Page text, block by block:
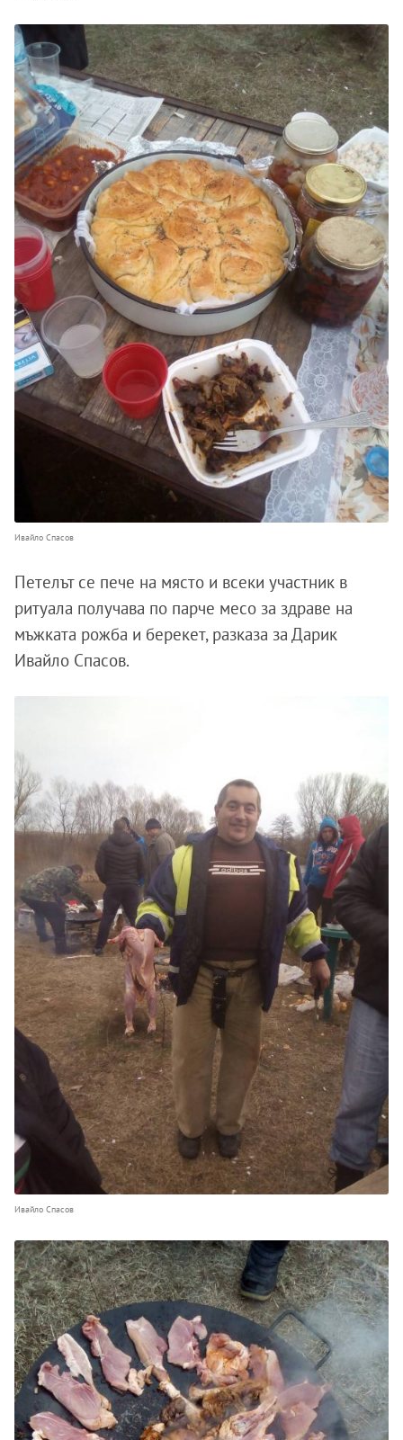
Ивайло Спасов
Петелът се пече на място и всеки участник в
ритуала получава по парче месо за здраве на
мъжката рожба и берекет, разказа за Дарик
Ивайло Спасов.
Ивайло Спасов